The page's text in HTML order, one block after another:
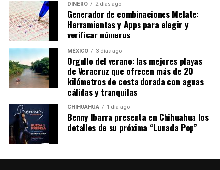
DINERO 2 días ago
Generador de combinaciones Melate:
Herramientas y Apps para elegir y
verificar números
MÉXICO 3 días ago
Orgullo del verano: las mejores playas
de Veracruz que ofrecen más de 20
kilómetros de costa dorada con aguas
cálidas y tranquilas
CHIHUAHUA 1 día ago
Benny Ibarra presenta en Chihuahua los
detalles de su próxima “Lunada Pop”